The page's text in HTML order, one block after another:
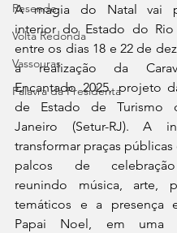
Resende
Volta Redonda
Vassouras
Palavra da Presidenta
A magia do Natal vai
interior do Estado do
entre os dias 18 e 22 de
a realização da
Encantado 2025, projeto
de Estado de Turismo
Janeiro (Setur-RJ). A
transformar praças
palcos de
reunindo música, arte,
temáticos e a presença
Papai Noel, em uma